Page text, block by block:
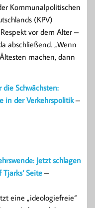
Kommunalpolitischen
(KPV)
vor dem Alter –
abschließend. „Wenn
machen, dann
Schwächsten:
in der Verkehrspolitik–
Jetzt schlagen
Seite –
eine „ideologiefreie“